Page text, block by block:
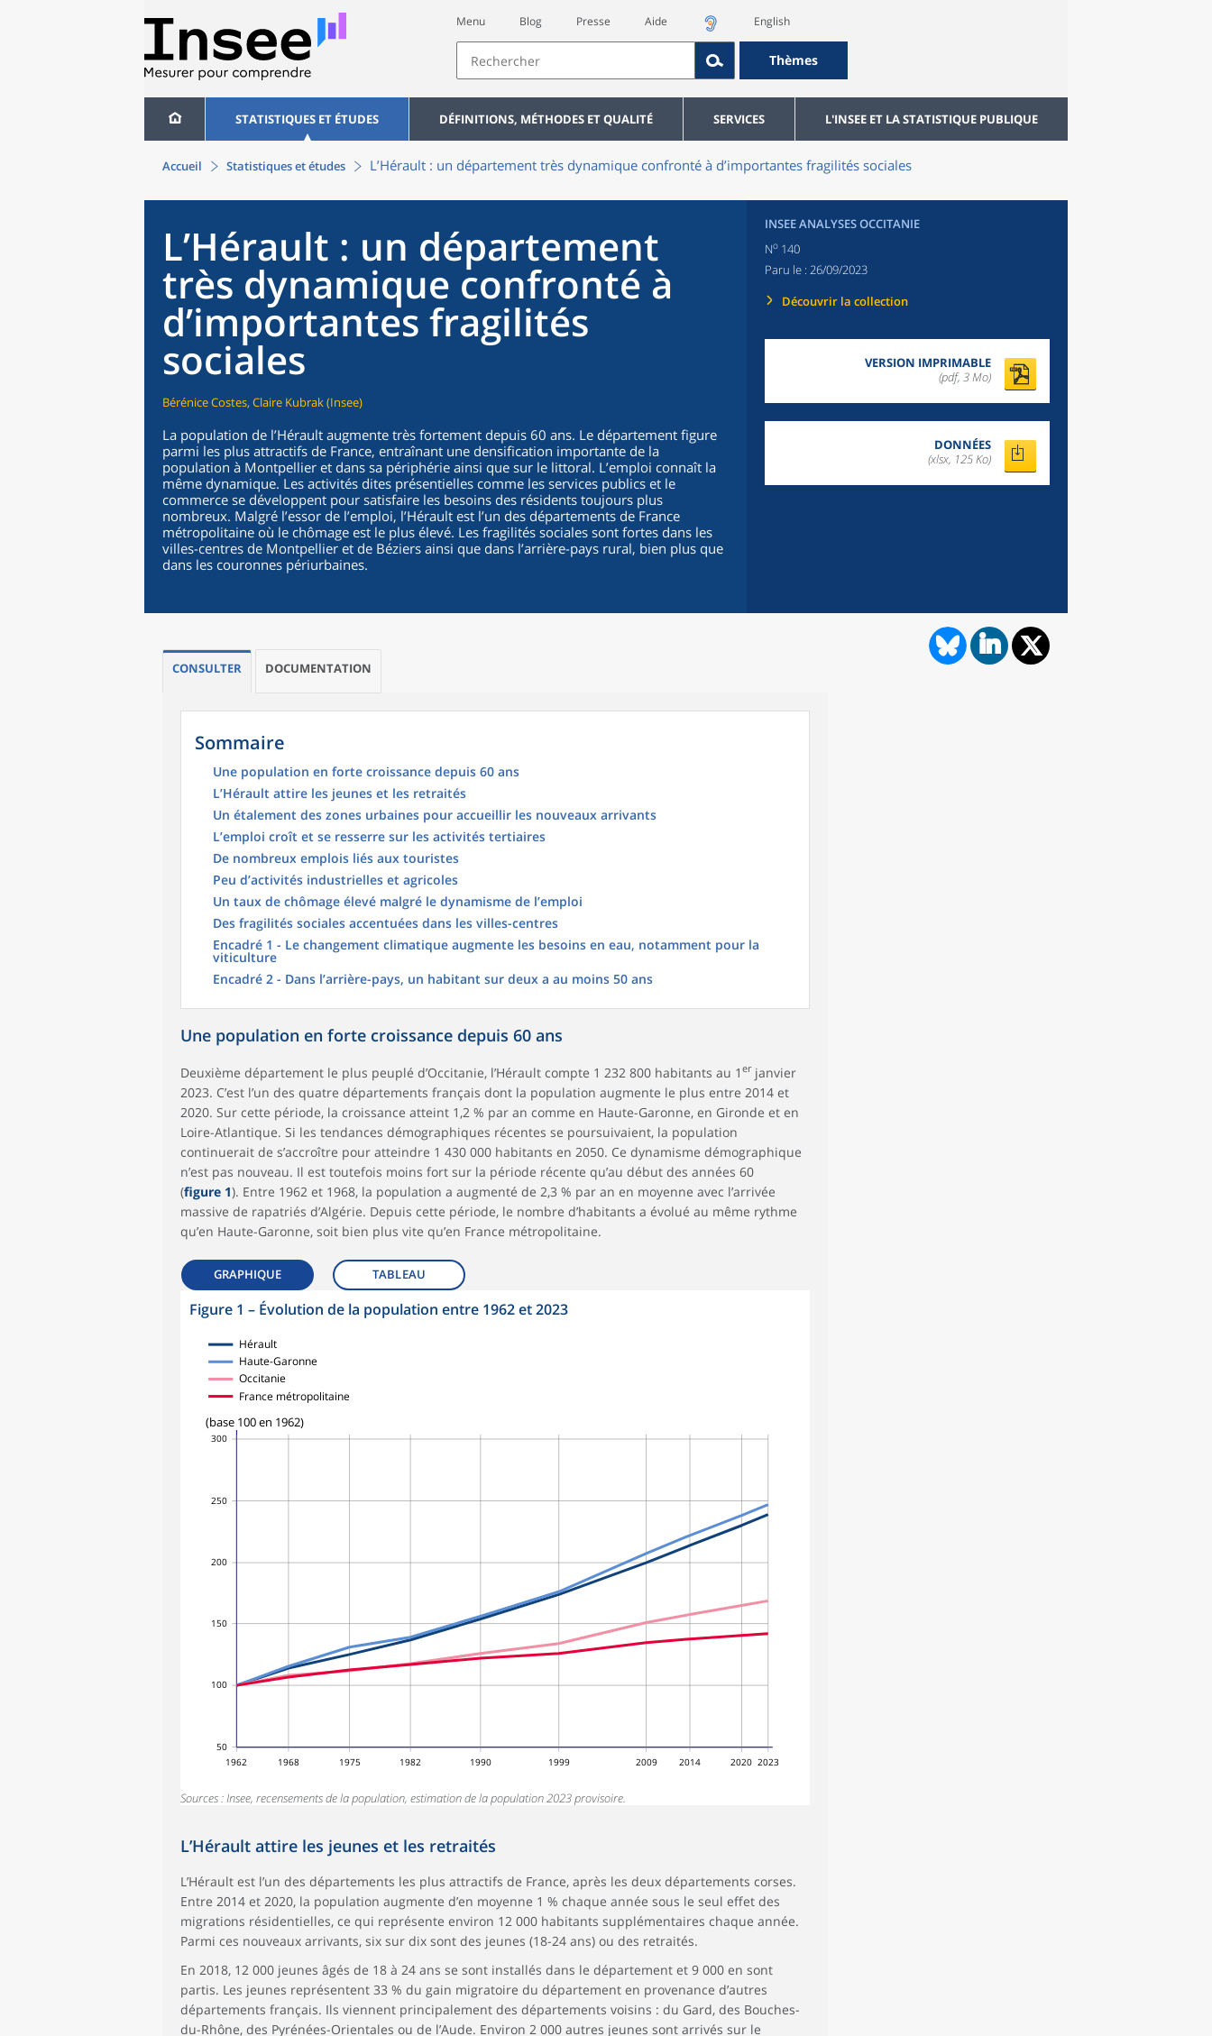
Menu Blog Presse Aide English
Thèmes
STATISTIQUES ET ÉTUDES DÉFINITIONS, MÉTHODES ET QUALITÉ SERVICES L'INSEE ET LA STATISTIQUE PUBLIQUE
Accueil Statistiques et études L’Hérault : un département très dynamique confronté à d’importantes fragilités sociales
L’Hérault : un département
très dynamique confronté à
d’importantes fragilités
sociales
Bérénice Costes, Claire Kubrak (Insee)
La population de l’Hérault augmente très fortement depuis 60 ans. Le département figure
parmi les plus attractifs de France, entraînant une densification importante de la
population à Montpellier et dans sa périphérie ainsi que sur le littoral. L’emploi connaît la
même dynamique. Les activités dites présentielles comme les services publics et le
commerce se développent pour satisfaire les besoins des résidents toujours plus
nombreux. Malgré l’essor de l’emploi, l’Hérault est l’un des départements de France
métropolitaine où le chômage est le plus élevé. Les fragilités sociales sont fortes dans les
villes-centres de Montpellier et de Béziers ainsi que dans l’arrière-pays rural, bien plus que
dans les couronnes périurbaines.
INSEE ANALYSES OCCITANIE
No 140
Paru le : 26/09/2023
Découvrir la collection
VERSION IMPRIMABLE
(pdf, 3 Mo)
DONNÉES
(xlsx, 125 Ko)
CONSULTER DOCUMENTATION
Sommaire
Une population en forte croissance depuis 60 ans
L’Hérault attire les jeunes et les retraités
Un étalement des zones urbaines pour accueillir les nouveaux arrivants
L’emploi croît et se resserre sur les activités tertiaires
De nombreux emplois liés aux touristes
Peu d’activités industrielles et agricoles
Un taux de chômage élevé malgré le dynamisme de l’emploi
Des fragilités sociales accentuées dans les villes-centres
Encadré 1 - Le changement climatique augmente les besoins en eau, notamment pour la
viticulture
Encadré 2 - Dans l’arrière-pays, un habitant sur deux a au moins 50 ans
Une population en forte croissance depuis 60 ans
Deuxième département le plus peuplé d’Occitanie, l’Hérault compte 1 232 800 habitants au 1 erjanvier
2023. C’est l’un des quatre départements français dont la population augmente le plus entre 2014 et
2020. Sur cette période, la croissance atteint 1,2 % par an comme en Haute-Garonne, en Gironde et en
Loire-Atlantique. Si les tendances démographiques récentes se poursuivaient, la population
continuerait de s’accroître pour atteindre 1 430 000 habitants en 2050. Ce dynamisme démographique
n’est pas nouveau. Il est toutefois moins fort sur la période récente qu’au début des années 60
(figure 1). Entre 1962 et 1968, la population a augmenté de 2,3 % par an en moyenne avec l’arrivée
massive de rapatriés d’Algérie. Depuis cette période, le nombre d’habitants a évolué au même rythme
qu’en Haute-Garonne, soit bien plus vite qu’en France métropolitaine.
GRAPHIQUE TABLEAU
Figure 1 – Évolution de la population entre 1962 et 2023
50
100
150
200
250
300
(base 100 en 1962)
1962 1968 1975 1982 1990 1999 2009 2014 2020 2023
Hérault
Haute-Garonne
Occitanie
France métropolitaine
Sources : Insee, recensements de la population, estimation de la population 2023 provisoire.
L’Hérault attire les jeunes et les retraités
L’Hérault est l’un des départements les plus attractifs de France, après les deux départements corses.
Entre 2014 et 2020, la population augmente d’en moyenne 1 % chaque année sous le seul effet des
migrations résidentielles, ce qui représente environ 12 000 habitants supplémentaires chaque année.
Parmi ces nouveaux arrivants, six sur dix sont des jeunes (18-24 ans) ou des retraités.
En 2018, 12 000 jeunes âgés de 18 à 24 ans se sont installés dans le département et 9 000 en sont
partis. Les jeunes représentent 33 % du gain migratoire du département en provenance d’autres
départements français. Ils viennent principalement des départements voisins : du Gard, des Bouches-
du-Rhône, des Pyrénées-Orientales ou de l’Aude. Environ 2 000 autres jeunes sont arrivés sur le